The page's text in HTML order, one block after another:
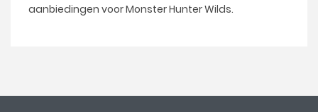
aanbiedingen voor Monster Hunter Wilds.